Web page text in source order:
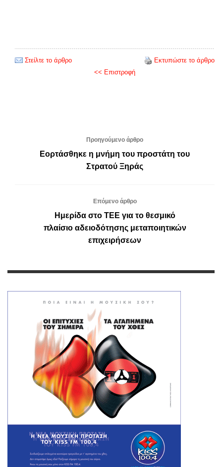
Στείλτε το άρθρο
Εκτυπώστε το άρθρο
<< Επιστροφή
Προηγούμενο άρθρο
Εορτάσθηκε η μνήμη του προστάτη του
Στρατού Ξηράς
Επόμενο άρθρο
Ημερίδα στο ΤΕΕ για το θεσμικό
πλαίσιο αδειοδότησης μεταποιητικών
επιχειρήσεων